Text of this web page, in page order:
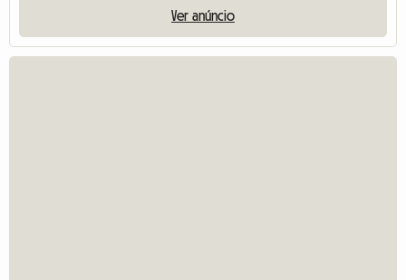
Ver anúncio